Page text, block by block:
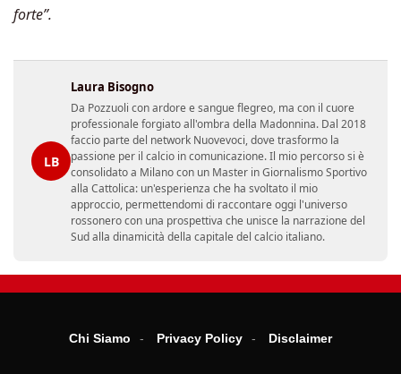
forte”.
LB
Laura Bisogno
Da Pozzuoli con ardore e sangue flegreo, ma con il cuore
professionale forgiato all'ombra della Madonnina. Dal 2018
faccio parte del network Nuovevoci, dove trasformo la
passione per il calcio in comunicazione. Il mio percorso si è
consolidato a Milano con un Master in Giornalismo Sportivo
alla Cattolica: un'esperienza che ha svoltato il mio
approccio, permettendomi di raccontare oggi l'universo
rossonero con una prospettiva che unisce la narrazione del
Sud alla dinamicità della capitale del calcio italiano.
Chi Siamo Privacy Policy Disclaimer